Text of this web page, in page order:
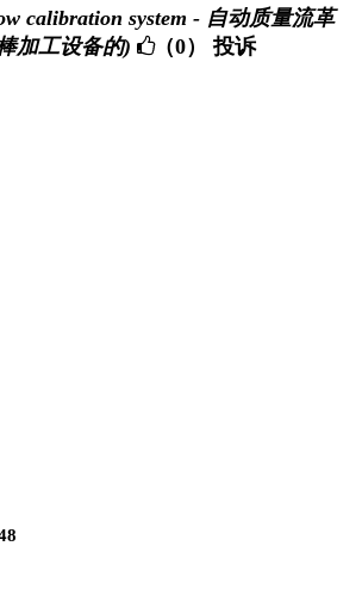
calibration system - 自动质量流革
加工设备的)
（0） 投诉